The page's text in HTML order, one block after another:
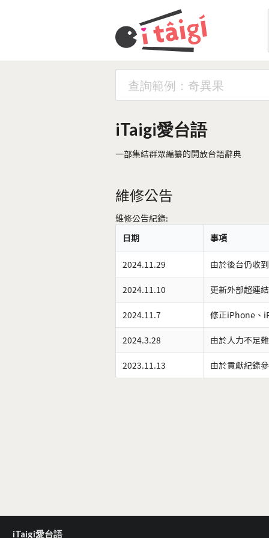
iTaigi愛台語
一部集結群眾編纂的開放台語辭典
維修公告
維修公告紀錄:
日期
事項
2024.11.29 由於後台仍收
2024.11.10 更新外部超連
2024.11.7 修正iPhone、
2024.3.28 由於人力不足
2023.11.13 由於貢獻紀錄
iTaigi愛台語